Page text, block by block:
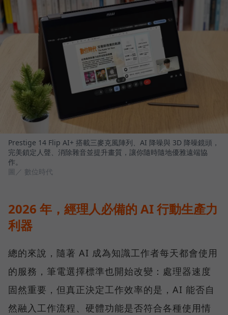
Prestige 14 Flip AI+ 搭載三麥克風陣列、AI 降噪與 3D 降噪鏡頭，
完美鎖定人聲、消除雜音並提升畫質，讓你隨時隨地優雅遠端協
作。
圖／ 數位時代
2026 年，經理人必備的 AI 行動生產力
利器
總的來說，隨著 AI 成為知識工作者每天都會使用
的服務，筆電選擇標準也開始改變：處理器速度
固然重要，但真正決定工作效率的是，AI 能否自
然融入工作流程、硬體功能是否符合各種使用情